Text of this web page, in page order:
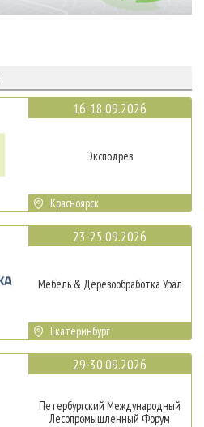
16-18.09.2026
Эксподрев
Красноярск
23-25.09.2026
Мебель & Деревообработка Урал
Екатеринбург
29-30.09.2026
Петербургский Международный
Лесопромышленный Форум